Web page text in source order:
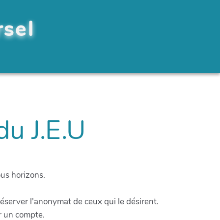
J.E.U
horizons.
l'anonymat de ceux qui le désirent.
un compte.